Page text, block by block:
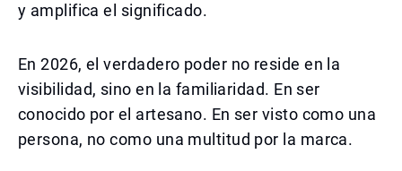
y amplifica el significado.
En 2026, el verdadero poder no reside en la
visibilidad, sino en la familiaridad. En ser
conocido por el artesano. En ser visto como una
persona, no como una multitud por la marca.